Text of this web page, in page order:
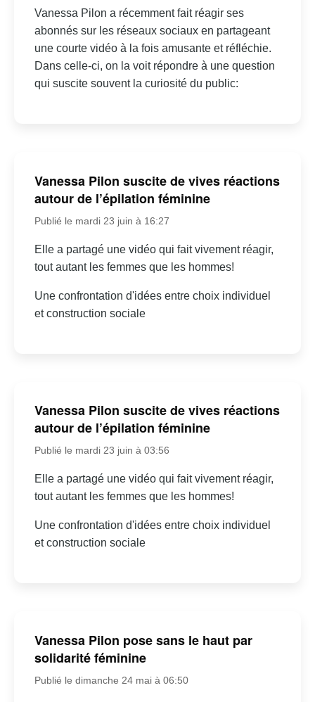
Vanessa Pilon a récemment fait réagir ses
abonnés sur les réseaux sociaux en partageant
une courte vidéo à la fois amusante et réfléchie.
Dans celle-ci, on la voit répondre à une question
qui suscite souvent la curiosité du public:
Vanessa Pilon suscite de vives réactions
autour de l’épilation féminine
Publié le mardi 23 juin à 16:27
Elle a partagé une vidéo qui fait vivement réagir,
tout autant les femmes que les hommes!
Une confrontation d'idées entre choix individuel
et construction sociale
Vanessa Pilon suscite de vives réactions
autour de l’épilation féminine
Publié le mardi 23 juin à 03:56
Elle a partagé une vidéo qui fait vivement réagir,
tout autant les femmes que les hommes!
Une confrontation d'idées entre choix individuel
et construction sociale
Vanessa Pilon pose sans le haut par
solidarité féminine
Publié le dimanche 24 mai à 06:50